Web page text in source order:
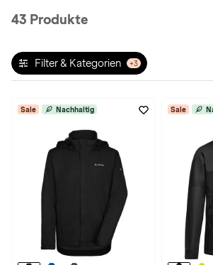
c
43 Produkte
Filter & Kategorien +3
Sale Nachhaltig Sale